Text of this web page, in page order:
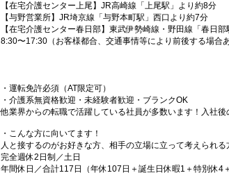
【在宅介護センター上尾】JR高崎線「上尾駅」より約8分
【与野営業所】JR埼京線「与野本町駅」西口より約7分
【在宅介護センター春日部】東武伊勢崎線・野田線「春日
8:30〜17:30（お客様都合、交通事情等により前後する場合あ
・運転免許必須（AT限定可）
・介護系無資格歓迎・未経験者歓迎・ブランクOK
他業界からの転職で活躍している社員が多数います！入社
・こんな方に向いてます！
人と接するのがお好きな方、相手の立場に立って考えられ
完全週休2日制／土日
年間休日／合計117日（年休107日＋誕生日休暇1＋特別休4